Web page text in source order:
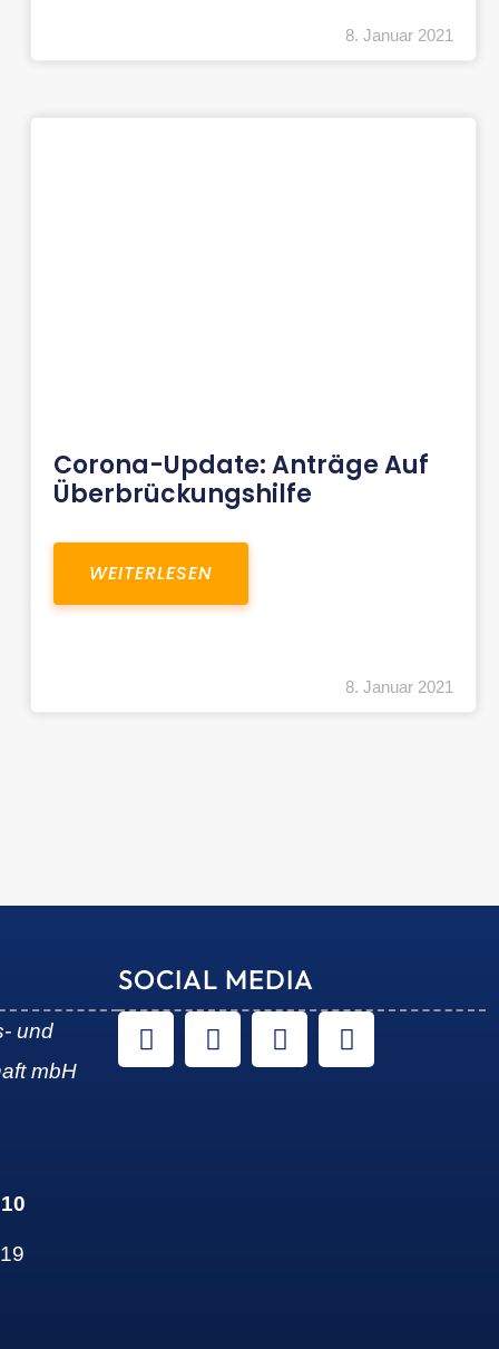
8. Januar 2021
Corona-Update: Anträge Auf
Überbrückungshilfe
WEITERLESEN
8. Januar 2021
und
mbH
SOCIAL MEDIA